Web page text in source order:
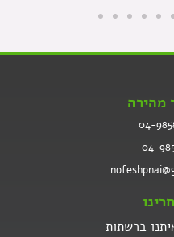
מהירה
ברשתות